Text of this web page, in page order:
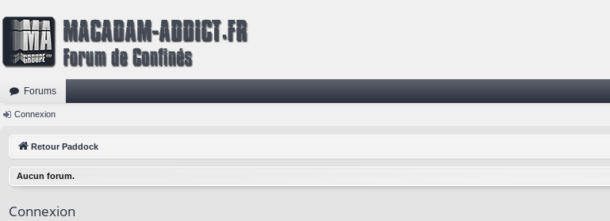
Forums
Connexion
Retour Paddock
Aucun forum.
Connexion